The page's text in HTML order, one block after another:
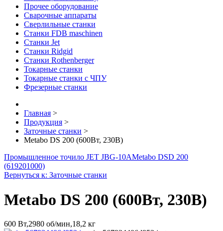
Прочее оборудование
Сварочные аппараты
Сверлильные станки
Станки FDB maschinen
Станки Jet
Станки Ridgid
Станки Rothenberger
Токарные станки
Токарные станки с ЧПУ
Фрезерные станки
Главная >
Продукция >
Заточные станки >
Metabo DS 200 (600Вт, 230В)
Промышленное точило JET JBG-10AMetabo DSD 200
(619201000)
Вернуться к: Заточные станки
Metabo DS 200 (600Вт, 230В)
600 Вт,2980 об/мин,18,2 кг